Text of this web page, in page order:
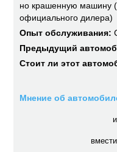
но крашенную машину
официального дилера)
Опыт обслуживания:
Предыдущий
Стоит ли этот
Мнение об